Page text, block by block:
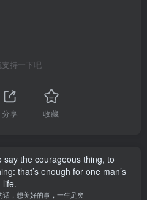
支持一下吧
分享 收藏
the courageous thing, to
that’s enough for one man’s
life.
话，想美好的事，一生足矣